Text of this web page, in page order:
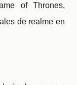
of Thrones,
de realme en